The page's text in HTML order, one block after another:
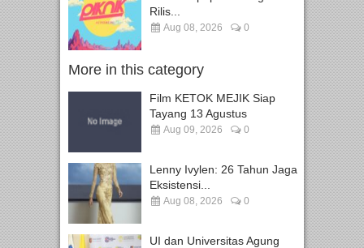
Rilis...
Aug 08, 2026 0
More in this category
Film KETOK MEJIK Siap
Tayang 13 Agustus
Aug 09, 2026 0
Lenny Ivylen: 26 Tahun Jaga
Eksistensi...
Aug 08, 2026 0
UI dan Universitas Agung